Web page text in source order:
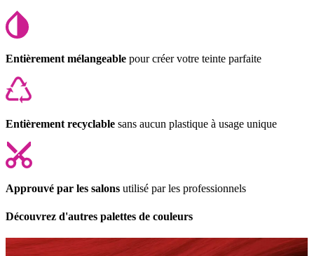
Entièrement mélangeable pour créer votre teinte parfaite
Entièrement recyclable sans aucun plastique à usage unique
Approuvé par les salons utilisé par les professionnels
Découvrez d'autres palettes de couleurs